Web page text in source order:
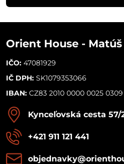
Orient House -
IČO: 47081929
IČ DPH: SK1079353066
IBAN: CZ83 2010 0000 0025
Kynceľovská cesta 57/
+421 911 121 441